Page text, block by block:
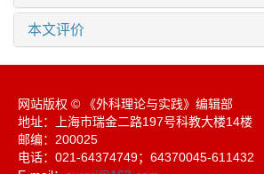
本文评价
网站版权 © 《外科理论与实践》编辑部
地址：上海市瑞金二路197号科教大楼14楼
邮编：200025
电话：021-64374749；64370045-611432